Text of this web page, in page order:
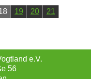
19 20
21
e.V.
56